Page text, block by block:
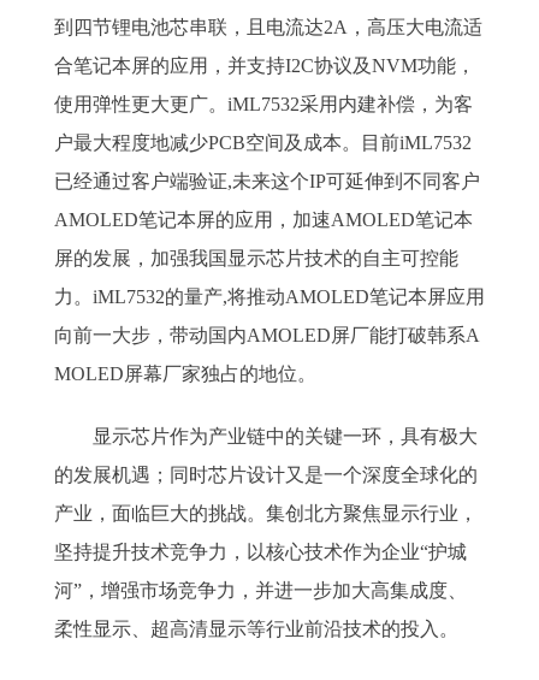
到四节锂电池芯串联，且电流达2A，高压大电流适
合笔记本屏的应用，并支持I2C协议及NVM功能，
使用弹性更大更广。iML7532采用内建补偿，为客
户最大程度地减少PCB空间及成本。目前iML7532
已经通过客户端验证,未来这个IP可延伸到不同客户
AMOLED笔记本屏的应用，加速AMOLED笔记本
屏的发展，加强我国显示芯片技术的自主可控能
力。iML7532的量产,将推动AMOLED笔记本屏应用
向前一大步，带动国内AMOLED屏厂能打破韩系A
MOLED屏幕厂家独占的地位。
显示芯片作为产业链中的关键一环，具有极大
的发展机遇；同时芯片设计又是一个深度全球化的
产业，面临巨大的挑战。集创北方聚焦显示行业，
坚持提升技术竞争力，以核心技术作为企业“护城
河”，增强市场竞争力，并进一步加大高集成度、
柔性显示、超高清显示等行业前沿技术的投入。